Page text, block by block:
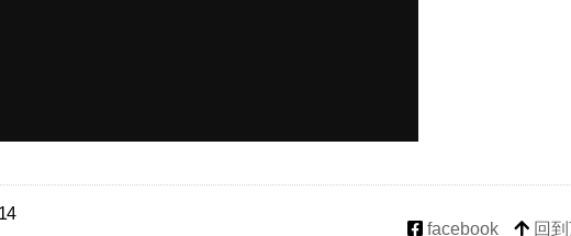
facebook
回